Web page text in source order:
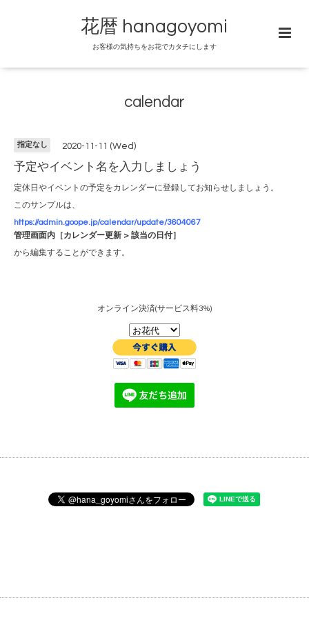
花暦 hanagoyomi
お客様の気持ちをお花でカタチにします
calendar
指定なし 2020-11-11 (Wed)
予定やイベント名を入力しましょう
定休日やイベントの予定をカレンダーに登録してお知らせしましょう。
このサンプルは、
https://admin.goope.jp/calendar/update/3604067
管理画面内［カレンダー更新 > 該当の日付］
から編集することができます。
オンライン決済(サービス料3%)